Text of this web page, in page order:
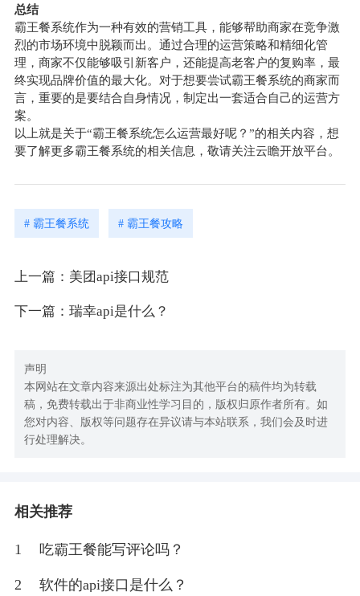
总结
霸王餐系统作为一种有效的营销工具，能够帮助商家在竞争激
烈的市场环境中脱颖而出。通过合理的运营策略和精细化管
理，商家不仅能够吸引新客户，还能提高老客户的复购率，最
终实现品牌价值的最大化。对于想要尝试霸王餐系统的商家而
言，重要的是要结合自身情况，制定出一套适合自己的运营方
案。
以上就是关于“霸王餐系统怎么运营最好呢？”的相关内容，想
要了解更多霸王餐系统的相关信息，敬请关注云瞻开放平台。
# 霸王餐系统 # 霸王餐攻略
上一篇：美团api接口规范
下一篇：瑞幸api是什么？
声明
本网站在文章内容来源出处标注为其他平台的稿件均为转载
稿，免费转载出于非商业性学习目的，版权归原作者所有。如
您对内容、版权等问题存在异议请与本站联系，我们会及时进
行处理解决。
相关推荐
1 吃霸王餐能写评论吗？
2 软件的api接口是什么？